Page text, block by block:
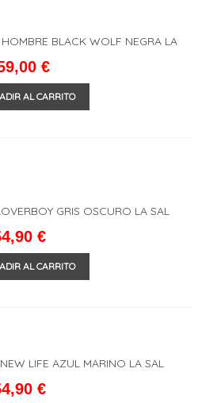
BLACK WOLF NEGRA LA
SAL
€
AL CARRITO
GRIS OSCURO LA SAL
€
AL CARRITO
LIFE AZUL MARINO LA SAL
€